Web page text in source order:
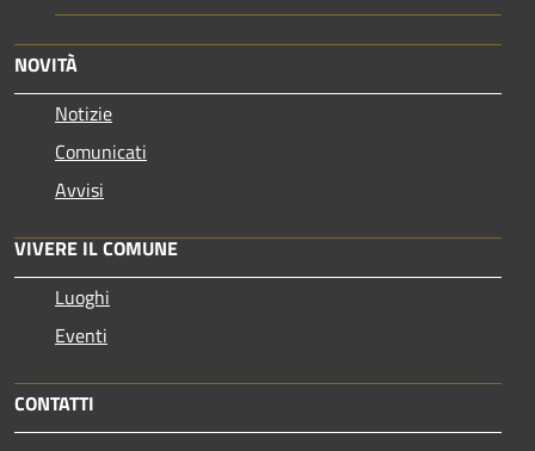
NOVITÀ
Notizie
Comunicati
Avvisi
VIVERE IL COMUNE
Luoghi
Eventi
CONTATTI